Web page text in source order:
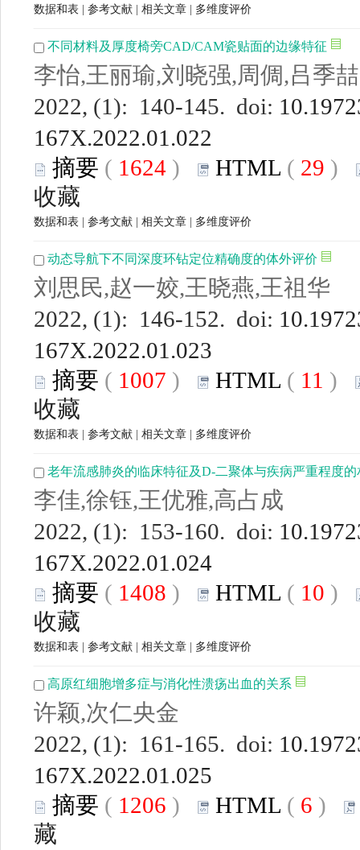
数据和表 参考文献 相关文章 多维度评价
不同材料及厚度椅旁CAD/CAM瓷贴面的边缘特征
李怡,王丽瑜,刘晓强,周倜,吕季
2022, (1): 140-145. doi:
167X.2022.01.022
摘要 ( 1624 ) HTML ( 29 )
收藏
数据和表 参考文献 相关文章 多维度评价
动态导航下不同深度环钻定位精确度的体外评价
刘思民,赵一姣,王晓燕,王祖华
2022, (1): 146-152. doi:
167X.2022.01.023
摘要 ( 1007 ) HTML ( 11 )
收藏
数据和表 参考文献 相关文章 多维度评价
老年流感肺炎的临床特征及D-二聚体与疾病严重程度的
李佳,徐钰,王优雅,高占成
2022, (1): 153-160. doi:
167X.2022.01.024
摘要 ( 1408 ) HTML ( 10 )
收藏
数据和表 参考文献 相关文章 多维度评价
高原红细胞增多症与消化性溃疡出血的关系
许颖,次仁央金
2022, (1): 161-165. doi:
167X.2022.01.025
摘要 ( 1206 ) HTML ( 6 )
藏